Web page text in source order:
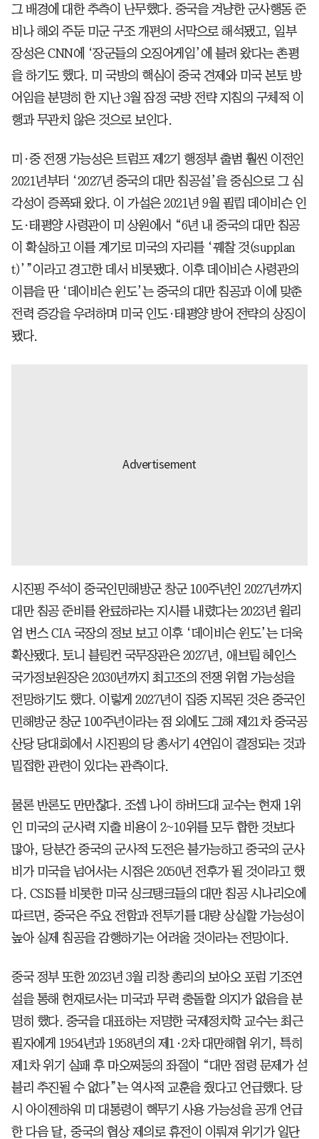
그 배경에 대한 추측이 난무했다. 중국을 겨냥한 군사행동 준
비나 해외 주둔 미군 구조 개편의 서막으로 해석됐고, 일부
장성은 CNN에 ‘장군들의 오징어게임’에 불려 왔다는 촌평
을 하기도 했다. 미 국방의 핵심이 중국 견제와 미국 본토 방
어임을 분명히 한 지난 3월 잠정 국방 전략 지침의 구체적 이
행과 무관치 않은 것으로 보인다.
미·중 전쟁 가능성은 트럼프 제2기 행정부 출범 훨씬 이전인
2021년부터 ‘2027년 중국의 대만 침공설’을 중심으로 그 심
각성이 증폭돼 왔다. 이 가설은 2021년 9월 필립 데이비슨 인
도·태평양 사령관이 미 상원에서 “6년 내 중국의 대만 침공
이 확실하고 이를 계기로 미국의 자리를 ‘꿰찰 것(supplan
t)’”이라고 경고한 데서 비롯됐다. 이후 데이비슨 사령관의
이름을 딴 ‘데이비슨 윈도’는 중국의 대만 침공과 이에 맞춘
전력 증강을 우려하며 미국 인도·태평양 방어 전략의 상징이
됐다.
시진핑 주석이 중국인민해방군 창군 100주년인 2027년까지
대만 침공 준비를 완료하라는 지시를 내렸다는 2023년 윌리
엄 번스 CIA 국장의 정보 보고 이후 ‘데이비슨 윈도’는 더욱
확산됐다. 토니 블링컨 국무장관은 2027년, 애브릴 헤인스
국가정보원장은 2030년까지 최고조의 전쟁 위험 가능성을
전망하기도 했다. 이렇게 2027년이 집중 지목된 것은 중국인
민해방군 창군 100주년이라는 점 외에도 그해 제21차 중국공
산당 당대회에서 시진핑의 당 총서기 4연임이 결정되는 것과
밀접한 관련이 있다는 관측이다.
물론 반론도 만만찮다. 조셉 나이 하버드대 교수는 현재 1위
인 미국의 군사력 지출 비용이 2~10위를 모두 합한 것보다
많아, 당분간 중국의 군사적 도전은 불가능하고 중국의 군사
비가 미국을 넘어서는 시점은 2050년 전후가 될 것이라고 했
다. CSIS를 비롯한 미국 싱크탱크들의 대만 침공 시나리오에
따르면, 중국은 주요 전함과 전투기를 대량 상실할 가능성이
높아 실제 침공을 감행하기는 어려울 것이라는 전망이다.
중국 정부 또한 2023년 3월 리창 총리의 보아오 포럼 기조연
설을 통해 현재로서는 미국과 무력 충돌할 의지가 없음을 분
명히 했다. 중국을 대표하는 저명한 국제정치학 교수는 최근
필자에게 1954년과 1958년의 제1·2차 대만해협 위기, 특히
제1차 위기 실패 후 마오쩌둥의 좌절이 “대만 점령 문제가 섣
불리 추진될 수 없다”는 역사적 교훈을 줬다고 언급했다. 당
시 아이젠하워 미 대통령이 핵무기 사용 가능성을 공개 언급
한 다음 달, 중국의 협상 제의로 휴전이 이뤄져 위기가 일단